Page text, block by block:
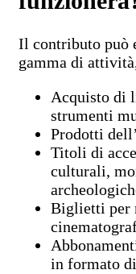
Il contributo può
gamma di
Acquisto di
strumenti
Prodotti
Titoli di
culturali,
Biglietti per
in formato